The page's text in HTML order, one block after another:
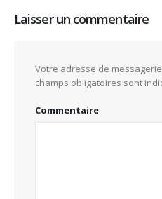
Laisser un commentaire
Votre adresse de
champs obligatoires sont
Commentaire